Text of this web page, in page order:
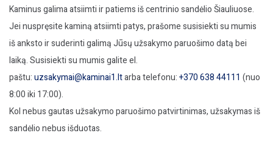
Kaminus galima atsiimti ir patiems iš centrinio sandėlio Šiauliuose.
Jei nuspręsite kaminą atsiimti patys, prašome susisiekti su mumis
iš anksto ir suderinti galimą Jūsų užsakymo paruošimo datą bei
laiką. Susisiekti su mumis galite el.
paštu:uzsakymai@kaminai1.ltarba telefonu:+370 638 44111 (nuo
8:00 iki 17:00).
Kol nebus gautas užsakymo paruošimo patvirtinimas, užsakymas iš
sandėlio nebus išduotas.